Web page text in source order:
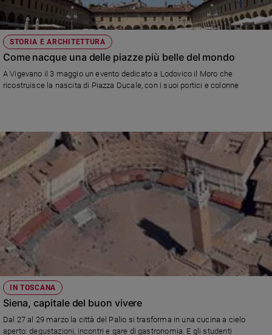
Interviste
Papa
Papa
Chiesa
e
spiritualità
Santi
Devozione
fede
Parola
del
giorno
Santo
del
giorno
e
STORIA E ARCHITETTURA
Come nacque una delle piazze più belle del mondo
A Vigevano il 3 maggio un evento dedicato a Lodovico il Moro che
ricostruisce la nascita di Piazza Ducale, con i suoi portici e colonne
IN TOSCANA
Siena, capitale del buon vivere
Dal 27 al 29 marzo la città del Palio si trasforma in una cucina a cielo
aperto: degustazioni, incontri e gare di gastronomia. E gli studenti